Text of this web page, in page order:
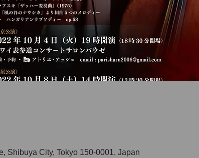
Shibuya City, Tokyo 150-0001, Japan